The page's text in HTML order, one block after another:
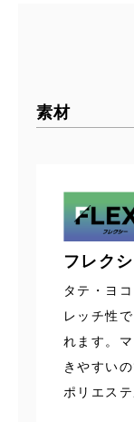
素材
フレク
タテ・ヨ
レッチ性
れます。
きやすい
ポリエス